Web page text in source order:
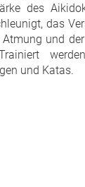
des
das
und
und Katas.